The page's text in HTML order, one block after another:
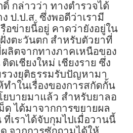
กล่าวว่า ทางตำรวจได้
ป.ป.ส. ซึ่งพอดีว่าเรามี
อข่ายนี้อยู่ คาดว่ายังอยู่ใน
งตะวันตก สำหรับตัวยาที่
ผลิตจากทางภาคเหนือของ
ดเชียงใหม่ เชียงราย ซึ่ง
วงยุติธรรมรับปัญหามา
ำในเรื่องของการสกัดกั้น
บายมาแล้ว สำหรับยาลอ
ด ได้มาจากการขยายผล
เราได้จับกุมไปเมื่อวานนี้